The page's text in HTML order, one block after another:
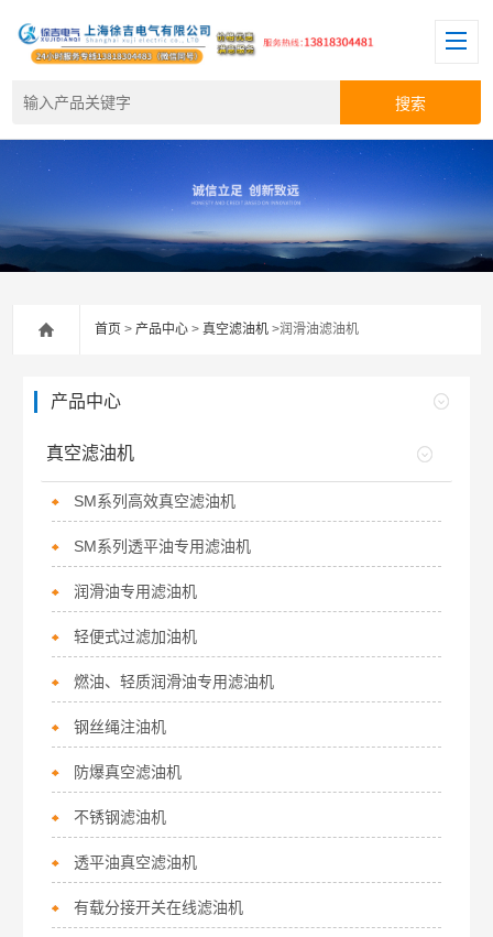
首页 >产品中心 >真空滤油机 >润滑油滤油机
产品中心
真空滤油机
SM系列高效真空滤油机
SM系列透平油专用滤油机
润滑油专用滤油机
轻便式过滤加油机
燃油、轻质润滑油专用滤油机
钢丝绳注油机
防爆真空滤油机
不锈钢滤油机
透平油真空滤油机
有载分接开关在线滤油机